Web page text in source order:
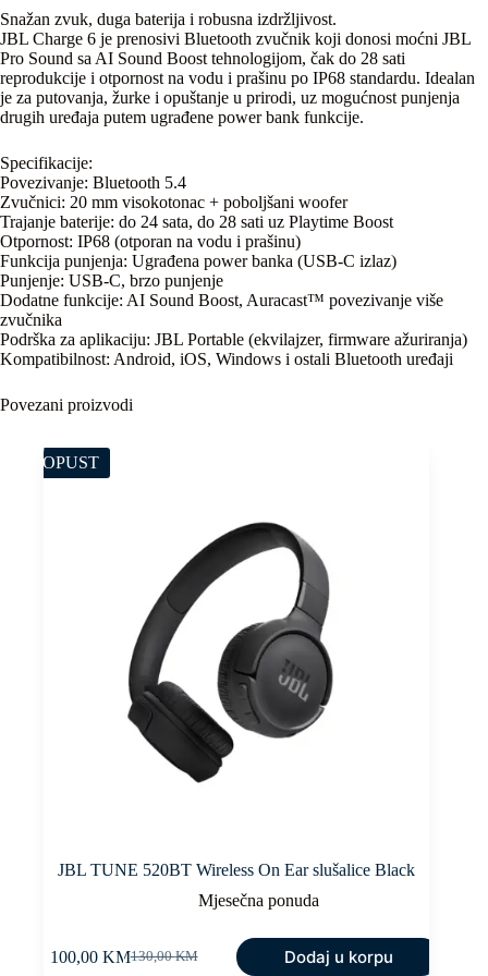
Snažan zvuk, duga baterija i robusna izdržljivost.
JBL Charge 6 je prenosivi Bluetooth zvučnik koji donosi moćni JBL
Pro Sound sa AI Sound Boost tehnologijom, čak do 28 sati
reprodukcije i otpornost na vodu i prašinu po IP68 standardu. Idealan
je za putovanja, žurke i opuštanje u prirodi, uz mogućnost punjenja
drugih uređaja putem ugrađene power bank funkcije.
Specifikacije:
Povezivanje: Bluetooth 5.4
Zvučnici: 20 mm visokotonac + poboljšani woofer
Trajanje baterije: do 24 sata, do 28 sati uz Playtime Boost
Otpornost: IP68 (otporan na vodu i prašinu)
Funkcija punjenja: Ugrađena power banka (USB-C izlaz)
Punjenje: USB-C, brzo punjenje
Dodatne funkcije: AI Sound Boost, Auracast™ povezivanje više
zvučnika
Podrška za aplikaciju: JBL Portable (ekvilajzer, firmware ažuriranja)
Kompatibilnost: Android, iOS, Windows i ostali Bluetooth uređaji
Povezani proizvodi
POPUST
JBL TUNE 520BT Wireless On Ear slušalice Black
Mjesečna ponuda
130,00KM
Original
100,00 KMCurrent
Dodaj u korpu